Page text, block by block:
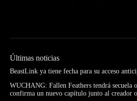
Últimas noticias
BeastLink ya tiene fecha para su acceso
WUCHANG: Fallen Feathers tendrá secuela
confirma un nuevo capítulo junto al creador